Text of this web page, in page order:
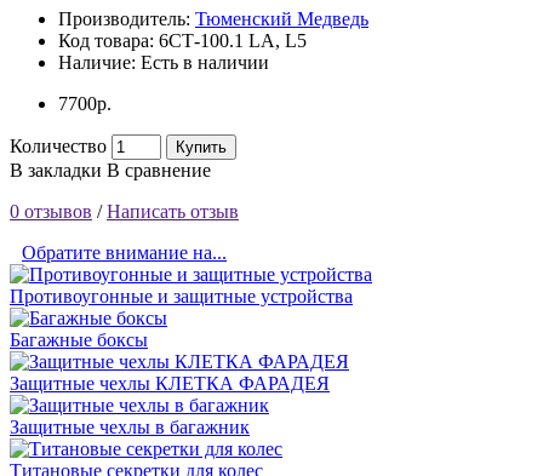
Производитель: Тюменский Медведь
Код товара: 6СТ-100.1 LA, L5
Наличие: Есть в наличии
7700р.
Количество Купить
В закладки В сравнение
0 отзывов /Написать отзыв
Обратите внимание на...
Противоугонные и защитные устройства
Багажные боксы
Защитные чехлы КЛЕТКА ФАРАДЕЯ
Защитные чехлы в багажник
Титановые секретки для колес